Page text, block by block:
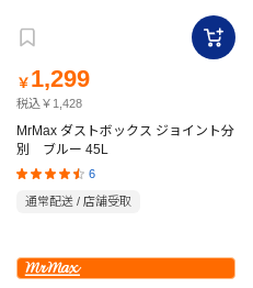
￥ 1,299
税込￥1,428
MrMax ダストボックス ジョイント分
別 ブルー 45L
6
通常配送 / 店舗受取